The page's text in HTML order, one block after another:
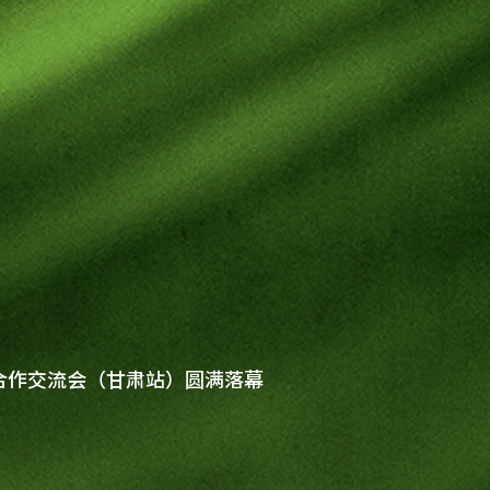
交流会（甘肃站）圆满落幕